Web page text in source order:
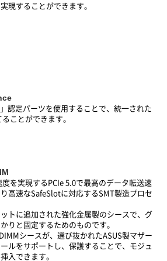
現することができます。
認定パーツを使用することで、統一された
ことができます。
度を実現するPCIe 5.0で最高のデータ転送速
高速なSafeSlotに対応するSMT製造プロセ
トに追加された強化金属製のシースで、グ
りと固定するためのものです。
シースが、選び抜かれたASUS製マザー
ルをサポートし、保護することで、モジュ
入できます。